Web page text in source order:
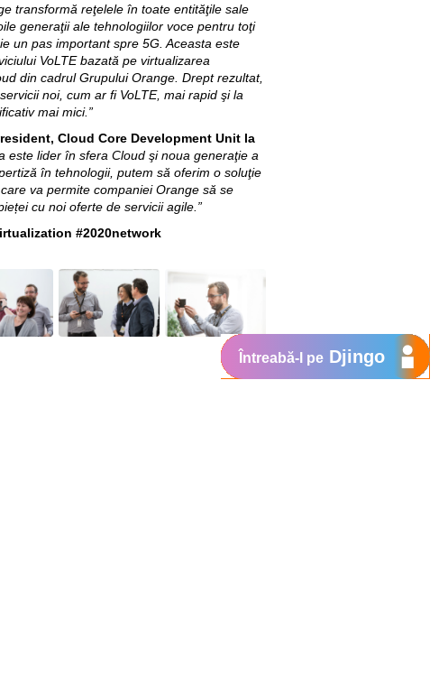
transformă reţelele în toate entităţile sale
generaţii ale tehnologiilor voce pentru toţi
un pas important spre 5G. Aceasta este
VoLTE bazată pe virtualizarea
din cadrul Grupului Orange. Drept rezultat,
noi, cum ar fi VoLTE, mai rapid şi la
mai mici.”
Cloud Core Development Unit la
este lider în sfera Cloud şi noua generaţie a
în tehnologii, putem să oferim o soluţie
va permite companiei Orange să se
cu noi oferte de servicii agile.”
#2020network
Întreabă-l pe Djingo